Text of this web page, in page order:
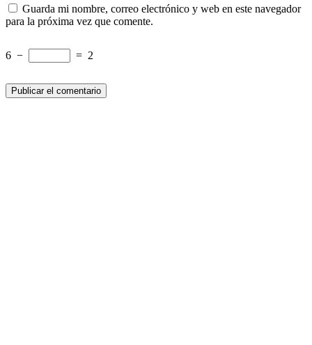
Guarda mi nombre, correo electrónico y web en este navegador
para la próxima vez que comente.
6 − = 2